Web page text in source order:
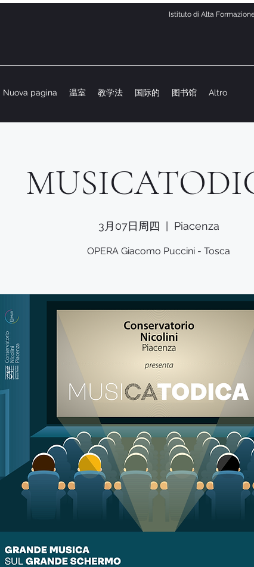
Istituto di Alta
Nuova pagina 温室 教学法 国际的 图书馆 Altro
3月07日周四 Piacenza
OPERA Giacomo Puccini - Tosca